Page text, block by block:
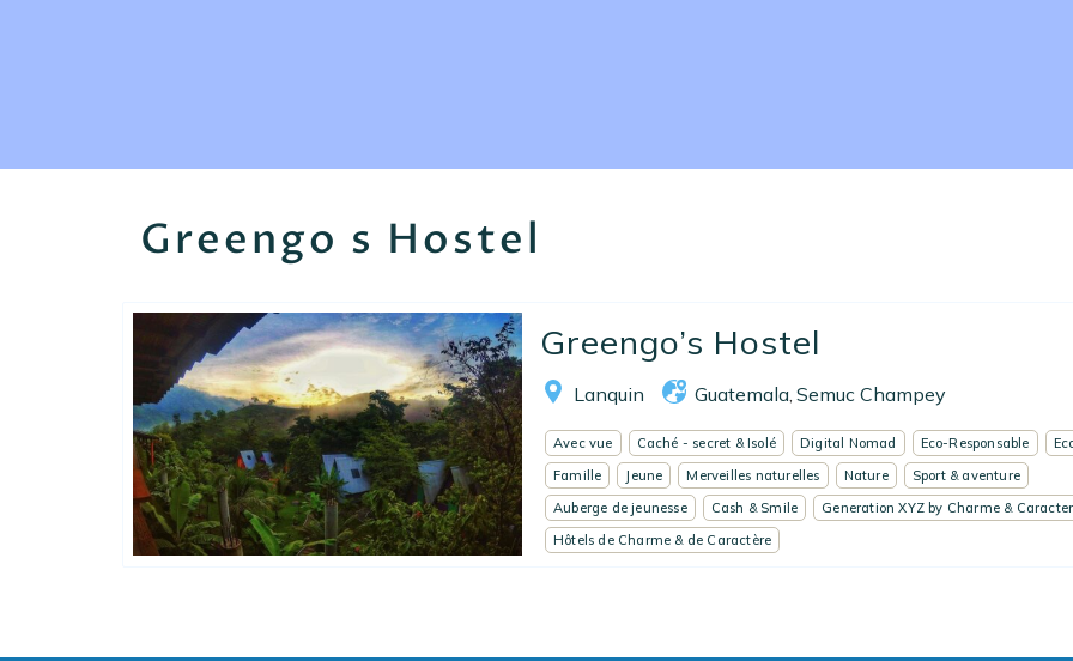
Greengo s Hostel
Greengo’s Hostel
Lanquin Guatemala Semuc Champey
Avec vue Caché - secret & Isolé Digital Nomad Eco-Responsable
Famille
Jeune Merveilles naturelles Nature
Sport & aventure
Auberge de jeunesse
Cash & Smile
Generation XYZ by Charme &
Hôtels de Charme & de Caractère